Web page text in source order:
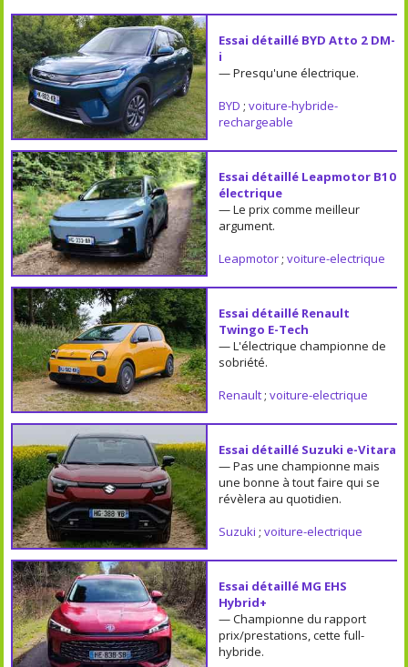
Essai détaillé BYD Atto 2 DM-
i
— Presqu'une électrique.
BYD ; voiture-hybride-
rechargeable
Essai détaillé Leapmotor B10
électrique
— Le prix comme meilleur
argument.
Leapmotor; voiture-electrique
Essai détaillé Renault
Twingo E-Tech
— L'électrique championne de
sobriété.
Renault; voiture-electrique
Essai détaillé Suzuki e-Vitara
— Pas une championne mais
une bonne à tout faire qui se
révèlera au quotidien.
Suzuki ; voiture-electrique
Essai détaillé MG EHS
Hybrid+
— Championne du rapport
prix/prestations, cette full-
hybride.